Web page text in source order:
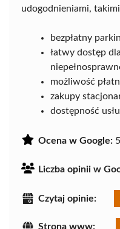
udogodnieniami,
bezpłatny
łatwy dostęp
możliwość
zakupy
dostępność
Ocena w Google: 5
Liczba opinii w
Czytaj opinie:
Strona www: